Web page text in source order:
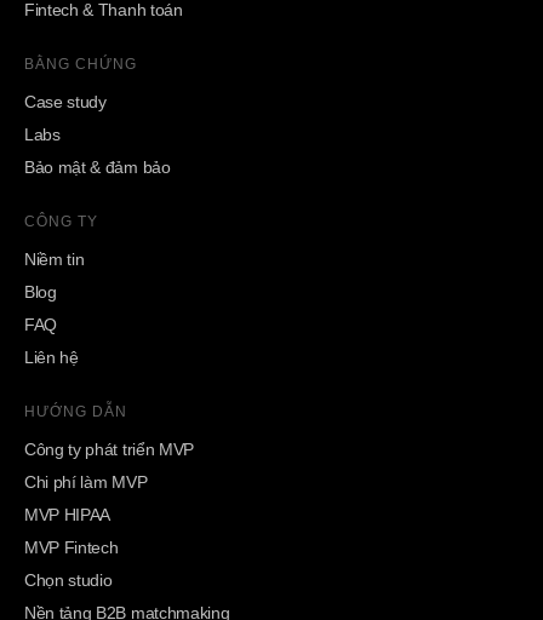
Fintech & Thanh toán
BẰNG CHỨNG
Case study
Labs
Bảo mật & đảm bảo
CÔNG TY
Niềm tin
Blog
FAQ
Liên hệ
HƯỚNG DẪN
Công ty phát triển MVP
Chi phí làm MVP
MVP HIPAA
MVP Fintech
Chọn studio
Nền tảng B2B matchmaking